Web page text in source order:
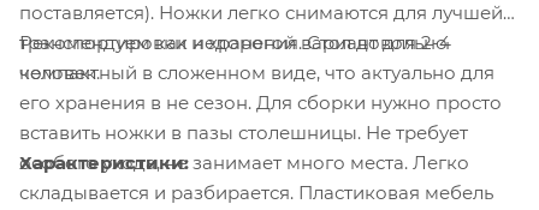
поставляется). Ножки легко снимаются для лучшей
транспортировки и хранения. Стол довольно
компактный в сложенном виде, что актуально для
его хранения в не сезон. Для сборки нужно просто
вставить ножки в пазы столешницы. Не требует
особого ухода, не занимает много места. Легко
складывается и разбирается. Пластиковая мебель
Рекомендуем как недорогой вариант для 2-4
человек.
Характеристики: